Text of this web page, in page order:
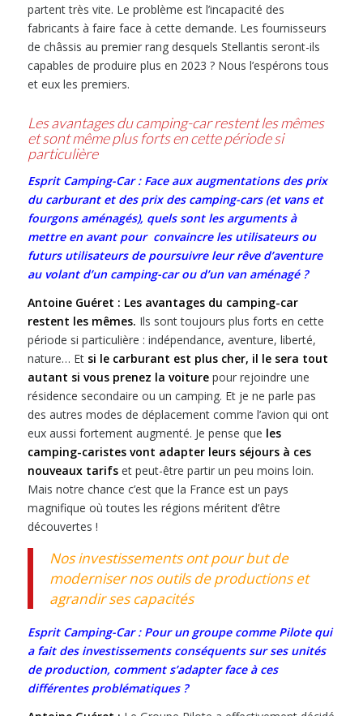
partent très vite. Le problème est l’incapacité des
fabricants à faire face à cette demande. Les fournisseurs
de châssis au premier rang desquels Stellantis seront-ils
capables de produire plus en 2023 ? Nous l’espérons tous
et eux les premiers.
Les avantages du camping-car restent les mêmes
et sont même plus forts en cette période si
particulière
Esprit Camping-Car : Face aux augmentations des prix
du carburant et des prix des camping-cars (et vans et
fourgons aménagés), quels sont les arguments à
mettre en avant pour convaincre les utilisateurs ou
futurs utilisateurs de poursuivre leur rêve d’aventure
au volant d’un camping-car ou d’un van aménagé ?
Antoine Guéret : Les avantages du camping-car
restent les mêmes. Ils sont toujours plus forts en cette
période si particulière : indépendance, aventure, liberté,
nature… Et si le carburant est plus cher, il le sera tout
autant si vous prenez la voiturepour rejoindre une
résidence secondaire ou un camping. Et je ne parle pas
des autres modes de déplacement comme l’avion qui ont
eux aussi fortement augmenté. Je pense que les
camping-caristes vont adapter leurs séjours à ces
nouveaux tarifset peut-être partir un peu moins loin.
Mais notre chance c’est que la France est un pays
magnifique où toutes les régions méritent d’être
découvertes !
Nos investissements ont pour but de
moderniser nos outils de productions et
agrandir ses capacités
Esprit Camping-Car : Pour un groupe comme Pilote qui
a fait des investissements conséquents sur ses unités
de production, comment s’adapter face à ces
différentes problématiques ?